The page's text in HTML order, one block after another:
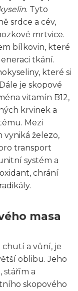
. Tyto
srdce a cév,
mrtvice.
bílkovin, které
tkání.
které si
je skopové
vitamín B12,
krvinek a
Mezi
vyniká železo,
transport
systém a
chrání
masa
chutí a vůní, je
oblibu. Jeho
stářím a
skopového